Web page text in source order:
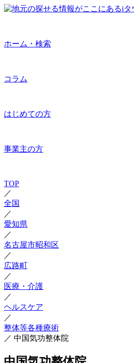
ホーム・検索
コラム
はじめての方
事業主の方
TOP
／
全国
／
愛知県
／
名古屋市昭和区
／
広路町
／
医療・介護
／
ヘルスケア
／
整体等各種療術
／ 中国気功整体院